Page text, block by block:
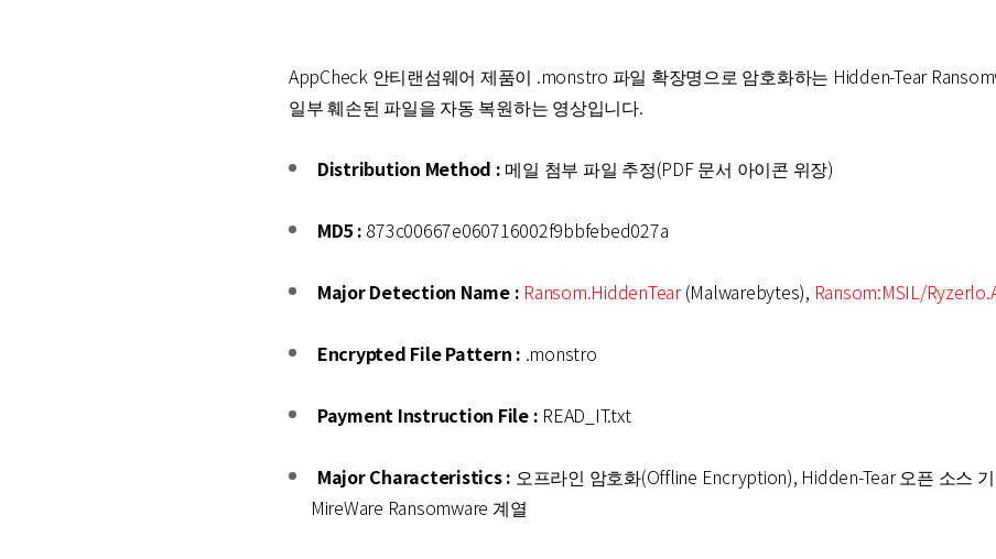
AppCheck 안티랜섬웨어 제품이 .monstro 파일 확장명으로 암호화하는 Hidden-Tear
일부 훼손된 파일을 자동 복원하는 영상입니다.
Distribution Method : 메일 첨부 파일 추정(PDF 문서 아이콘 위장)
MD5 : 873c00667e060716002f9bbfebed027a
Major Detection Name : Ransom.HiddenTear(Malwarebytes), Ransom:MSIL/
Encrypted File Pattern : .monstro
Payment Instruction File : READ_IT.txt
Major Characteristics : 오프라인 암호화(Offline Encryption), Hidden-Tear 오픈 소스
MireWare Ransomware 계열